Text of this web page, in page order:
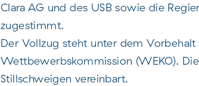
Clara AG und des USB sowie die
zugestimmt.
Der Vollzug steht unter dem
Wettbewerbskommission (WEKO).
Stillschweigen vereinbart.